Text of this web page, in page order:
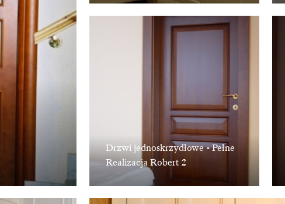
Drzwi jednoskrzydłowe - Pełne
Realizacja Robert 2